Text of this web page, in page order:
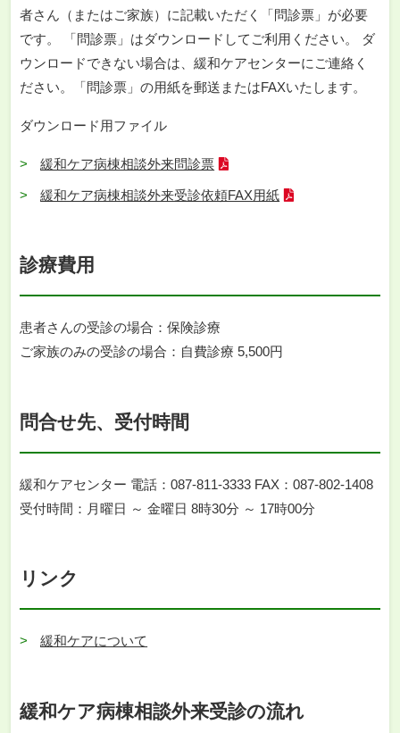
者さん（またはご家族）に記載いただく「問診票」が必要
です。 「問診票」はダウンロードしてご利用ください。 ダ
ウンロードできない場合は、緩和ケアセンターにご連絡く
ださい。「問診票」の用紙を郵送またはFAXいたします。
ダウンロード用ファイル
緩和ケア病棟相談外来問診票
緩和ケア病棟相談外来受診依頼FAX用紙
診療費用
患者さんの受診の場合：保険診療
ご家族のみの受診の場合：自費診療 5,500円
問合せ先、受付時間
緩和ケアセンター 電話：087-811-3333 FAX：087-802-1408
受付時間：月曜日 ～ 金曜日 8時30分 ～ 17時00分
リンク
緩和ケアについて
緩和ケア病棟相談外来受診の流れ